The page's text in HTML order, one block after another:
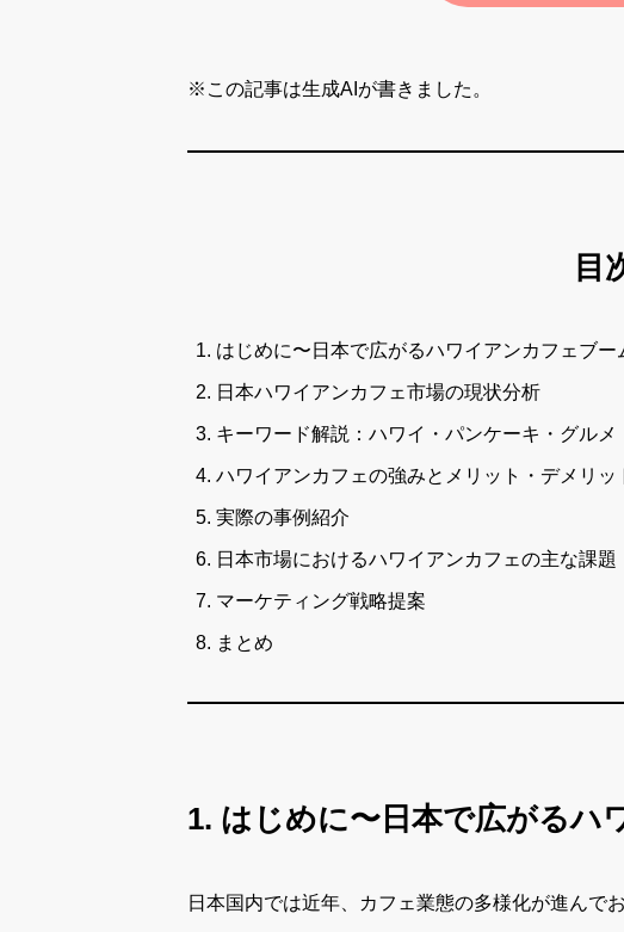
※この記事は生成AIが書きました。
目
はじめに〜日本で広がるハワイアンカフェブー
日本ハワイアンカフェ市場の現状分析
キーワード解説：ハワイ・パンケーキ・グル
ハワイアンカフェの強みとメリット・デメリッ
実際の事例紹介
日本市場におけるハワイアンカフェの主な課題
マーケティング戦略提案
まとめ
1. はじめに〜日本で広がるハ
日本国内では近年、カフェ業態の多様化が進んで